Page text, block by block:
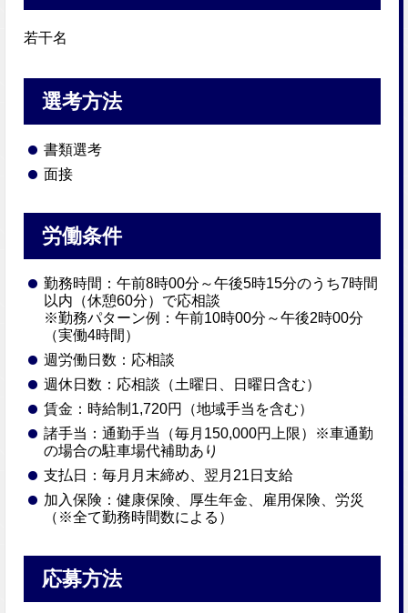
若干名
選考方法
書類選考
面接
労働条件
勤務時間：午前8時00分～午後5時15分のうち7時間
以内（休憩60分）で応相談
※勤務パターン例：午前10時00分～午後2時00分
（実働4時間）
週労働日数：応相談
週休日数：応相談（土曜日、日曜日含む）
賃金：時給制1,720円（地域手当を含む）
諸手当：通勤手当（毎月150,000円上限）※車通勤
の場合の駐車場代補助あり
支払日：毎月月末締め、翌月21日支給
加入保険：健康保険、厚生年金、雇用保険、労災
（※全て勤務時間数による）
応募方法